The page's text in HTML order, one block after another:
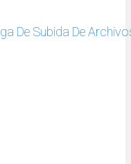
De Subida De